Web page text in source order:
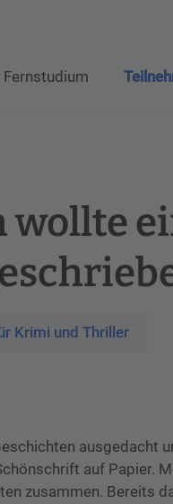
Fernstudium
Krimi und Thriller
ausgedacht
auf Papier.
zusammen. Bereits